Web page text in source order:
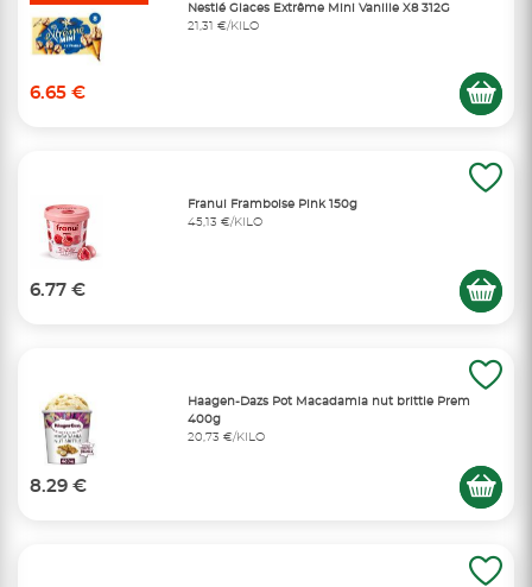
Nestlé Glaces Extrême Mini Vanille X8 312G
21,31 €/KILO
6.65 €
Franui Framboise Pink 150g
45,13 €/KILO
6.77 €
Haagen-Dazs Pot Macadamia nut brittle Prem
400g
20,73 €/KILO
8.29 €